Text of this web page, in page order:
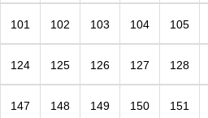
101 102 103 104 105
124 125 126 127 128
147 148 149 150 151